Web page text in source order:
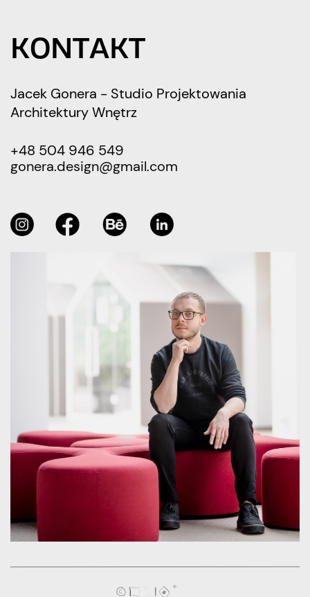
KONTAKT
Jacek Gonera - Studio Projektowania
Architektury Wnętrz
+48 504 946 549
gonera.design@gmail.com